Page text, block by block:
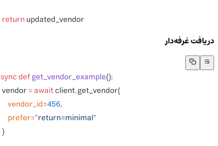
    return
updated_vendor
دریافت غرفه‌دار
async def get_vendor_example():
    vendor
= await client.get_vendor(
        vendor_id
=456
        prefer
="return=minimal"
    )